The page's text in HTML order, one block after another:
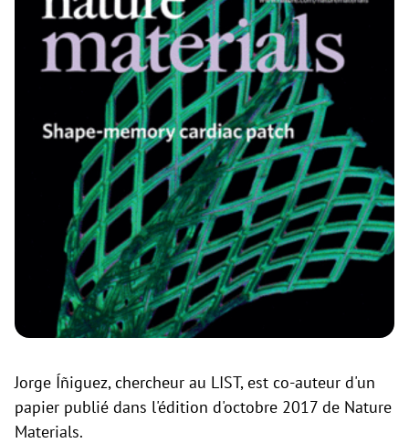
Jorge Íñiguez, chercheur au LIST, est co-auteur d'un
papier publié dans l'édition d'octobre 2017 de Nature
Materials.